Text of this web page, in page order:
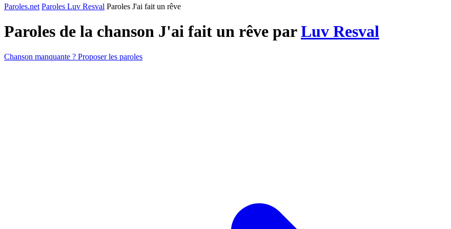
Paroles.net Paroles Luv Resval Paroles J'ai fait un rêve
Paroles de la chanson J'ai fait un rêve parLuv Resval
Chanson manquante ? Proposer les paroles